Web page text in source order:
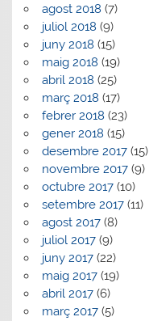
agost 2018 (7)
juliol 2018 (9)
juny 2018 (15)
maig 2018 (19)
abril 2018 (25)
març 2018 (17)
febrer 2018 (23)
gener 2018 (15)
desembre 2017(15)
novembre 2017(9)
octubre 2017(10)
setembre 2017(11)
agost 2017(8)
juliol 2017(9)
juny 2017(22)
maig 2017(19)
abril 2017(6)
març 2017(5)